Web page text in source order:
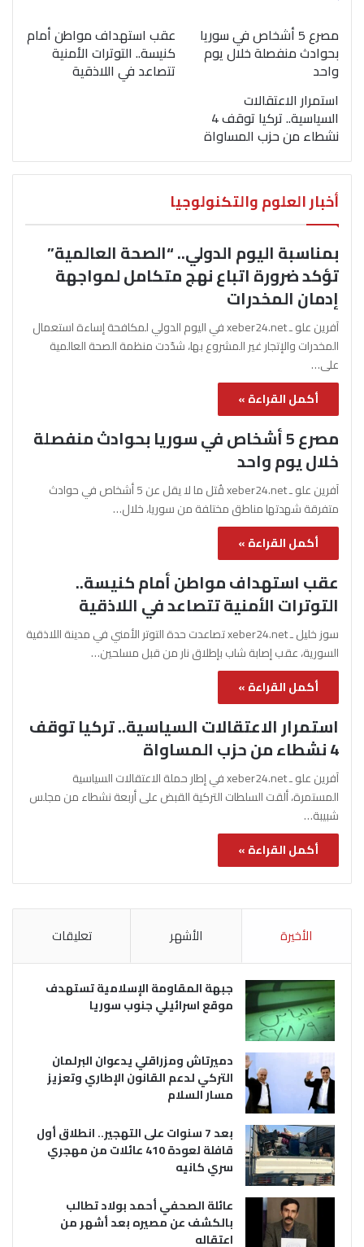
لمواجهة إدمان المخدرات
مصرع 5 أشخاص في سوريا
بحوادث منفصلة خلال يوم
واحد
عقب استهداف مواطن أمام
كنيسة.. التوترات الأمنية
تتصاعد في اللاذقية
استمرار الاعتقالات
السياسية.. تركيا توقف 4
نشطاء من حزب المساواة
أخبار العلوم والتكنولوجيا
بمناسبة اليوم الدولي.. “الصحة العالمية”
تؤكد ضرورة اتباع نهج متكامل لمواجهة
إدمان المخدرات
آفرين علو ـ xeber24.net في اليوم الدولي لمكافحة إساءة استعمال
المخدرات والإتجار غير المشروع بها، شدّدت منظمة الصحة العالمية
على…
أكمل القراءة »
مصرع 5 أشخاص في سوريا بحوادث منفصلة
خلال يوم واحد
آفرين علو ـ xeber24.net قُتل ما لا يقل عن 5 أشخاص في حوادث
متفرقة شهدتها مناطق مختلفة من سوريا، خلال…
أكمل القراءة »
عقب استهداف مواطن أمام كنيسة..
التوترات الأمنية تتصاعد في اللاذقية
سوز خليل ـ xeber24.net تصاعدت حدة التوتر الأمني في مدينة اللاذقية
السورية، عقب إصابة شاب بإطلاق نار من قبل مسلحين…
أكمل القراءة »
استمرار الاعتقالات السياسية.. تركيا توقف
4 نشطاء من حزب المساواة
آفرين علو ـ xeber24.net في إطار حملة الاعتقالات السياسية
المستمرة، ألقت السلطات التركية القبض على أربعة نشطاء من مجلس
شبيبة…
أكمل القراءة »
الأخيرة الأشهر تعليقات
جبهة المقاومة الإسلامية تستهدف
موقع اسرائيلي جنوب سوريا
دميرتاش ومزراقلي يدعوان البرلمان
التركي لدعم القانون الإطاري وتعزيز
مسار السلام
بعد 7 سنوات على التهجير.. انطلاق أول
قافلة لعودة 410 عائلات من مهجري
سري كانيه
عائلة الصحفي أحمد بولاد تطالب
بالكشف عن مصيره بعد أشهر من
اعتقاله